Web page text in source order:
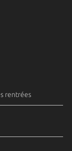
rentrées